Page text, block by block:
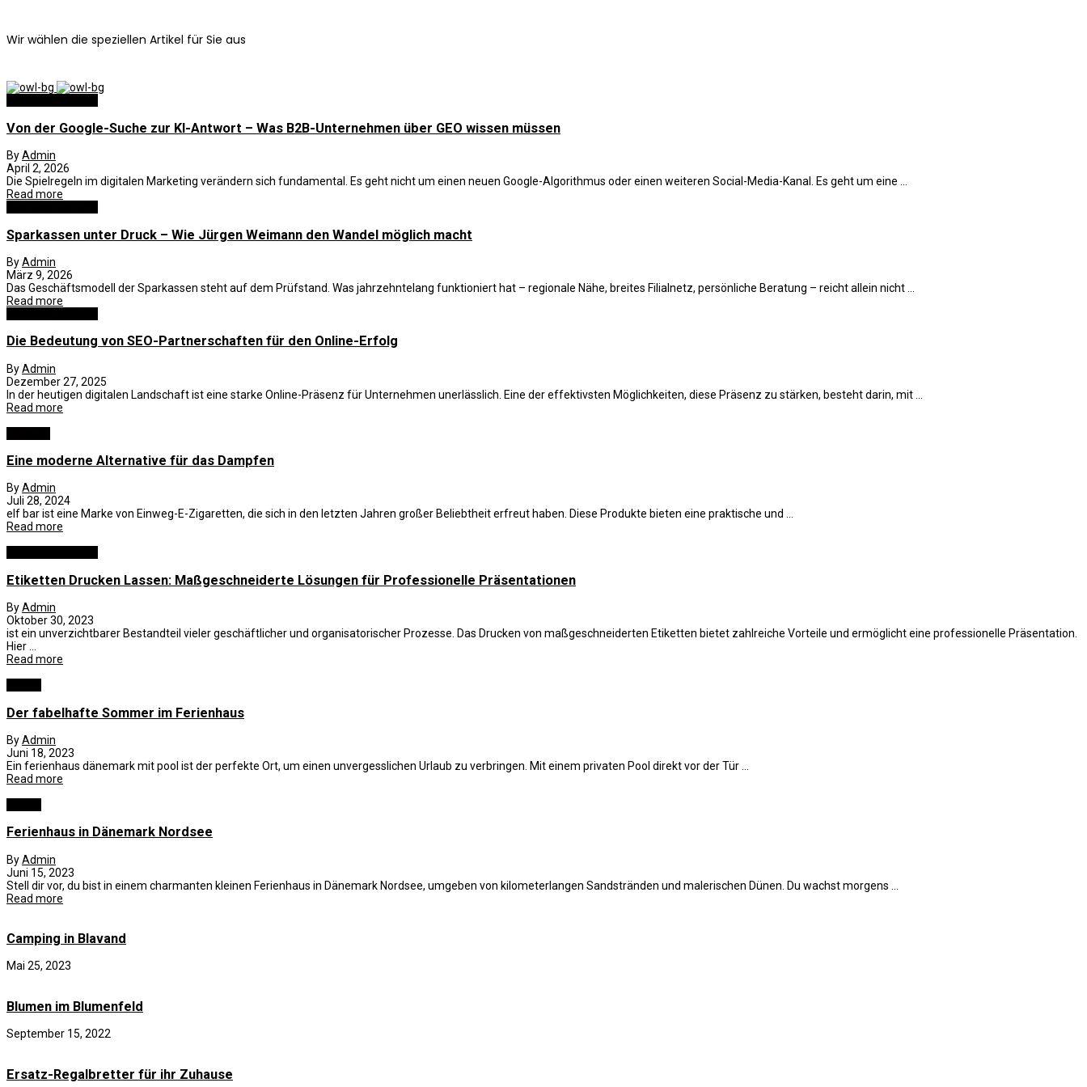
Wir wählen die speziellen Artikel für Sie aus
Von der Google-Suche zur KI-Antwort – Was B2B-Unternehmen über GEO wissen müssen
ByAdmin
April 2, 2026
Die Spielregeln im digitalen Marketing verändern sich fundamental. Es geht nicht um einen neuen Google-Algorithmus oder einen weiteren Social-Media-Kanal. Es geht um eine ...
Read more
Sparkassen unter Druck – Wie Jürgen Weimann den Wandel möglich macht
ByAdmin
März 9, 2026
Das Geschäftsmodell der Sparkassen steht auf dem Prüfstand. Was jahrzehntelang funktioniert hat – regionale Nähe, breites Filialnetz, persönliche Beratung – reicht allein nicht ...
Read more
Die Bedeutung von SEO-Partnerschaften für den Online-Erfolg
ByAdmin
Dezember 27, 2025
In der heutigen digitalen Landschaft ist eine starke Online-Präsenz für Unternehmen unerlässlich. Eine der effektivsten Möglichkeiten, diese Präsenz zu stärken, besteht darin, mit ...
Read more
Eine moderne Alternative für das Dampfen
ByAdmin
Juli 28, 2024
elf bar ist eine Marke von Einweg-E-Zigaretten, die sich in den letzten Jahren großer Beliebtheit erfreut haben. Diese Produkte bieten eine praktische und ...
Read more
Etiketten Drucken Lassen: Maßgeschneiderte Lösungen für Professionelle Präsentationen
ByAdmin
Oktober 30, 2023
ist ein unverzichtbarer Bestandteil vieler geschäftlicher und organisatorischer Prozesse. Das Drucken von maßgeschneiderten Etiketten bietet zahlreiche Vorteile und ermöglicht eine professionelle Präsentation.
Hier ...
Read more
Der fabelhafte Sommer im Ferienhaus
ByAdmin
Juni 18, 2023
Ein ferienhaus dänemark mit pool ist der perfekte Ort, um einen unvergesslichen Urlaub zu verbringen. Mit einem privaten Pool direkt vor der Tür ...
Read more
Ferienhaus in Dänemark Nordsee
ByAdmin
Juni 15, 2023
Stell dir vor, du bist in einem charmanten kleinen Ferienhaus in Dänemark Nordsee, umgeben von kilometerlangen Sandstränden und malerischen Dünen. Du wachst morgens ...
Read more
Camping in Blavand
Mai 25, 2023
Blumen im Blumenfeld
September 15, 2022
Ersatz-Regalbretter für ihr Zuhause